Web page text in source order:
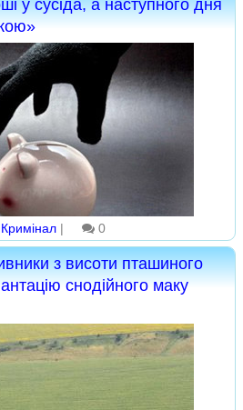
у сусіда, а наступного дня
Кримінал | 0
з висоти пташиного
снодійного маку